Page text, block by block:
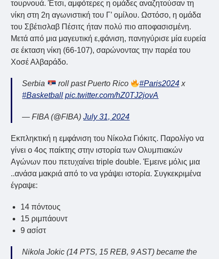
τουρνουά. Έτσι, αμφότερες η ομάδες αναζητούσαν τη
νίκη στη 2η αγωνιστική του Γ’ ομίλου. Ωστόσο, η ομάδα
του Σβέτισλαβ Πέσιτς ήταν πολύ πιο αποφασισμένη.
Μετά από μια μαγευτική ε,φάνιση, πανηγύρισε μία ευρεία
σε έκταση νίκη (66-107), σαρώνοντας την παρέα του
Χοσέ Αλβαράδο.
Serbia roll past Puerto Rico #Paris2024x
#Basketball pic.twitter.com/hZ0TJ2jovA
— FIBA (@FIBA)July 31, 2024
Εκπληκτική η εμφάνιση του Νίκολα Γιόκιτς. Παρολίγο να
γίνει ο 4ος παίκτης στην ιστορία των Ολυμπιακών
Αγώνων που πετυχαίνει triple double. Έμεινε μόλις μια
..ανάσα μακριά από το να γράψει ιστορία. Συγκεκριμένα
έγραψε:
14 πόντους
15 ριμπάουντ
9 ασίστ
Nikola Jokic (14 PTS, 15 REB, 9 AST) became the